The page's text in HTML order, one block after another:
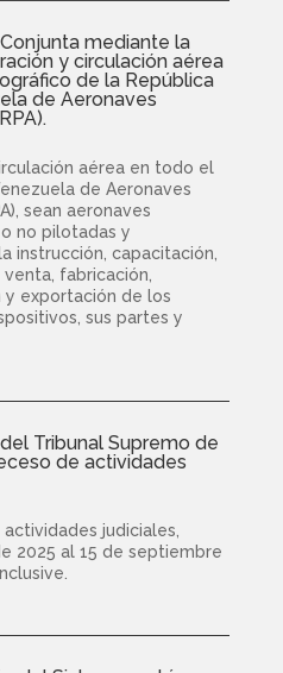
mediante la
y circulación aérea
de la República
de Aeronaves
aérea en todo el
de Aeronaves
sean aeronaves
no pilotadas y
instrucción, capacitación,
fabricación,
y exportación de los
sus partes y
Tribunal Supremo de
de actividades
judiciales,
2025 al 15 de septiembre